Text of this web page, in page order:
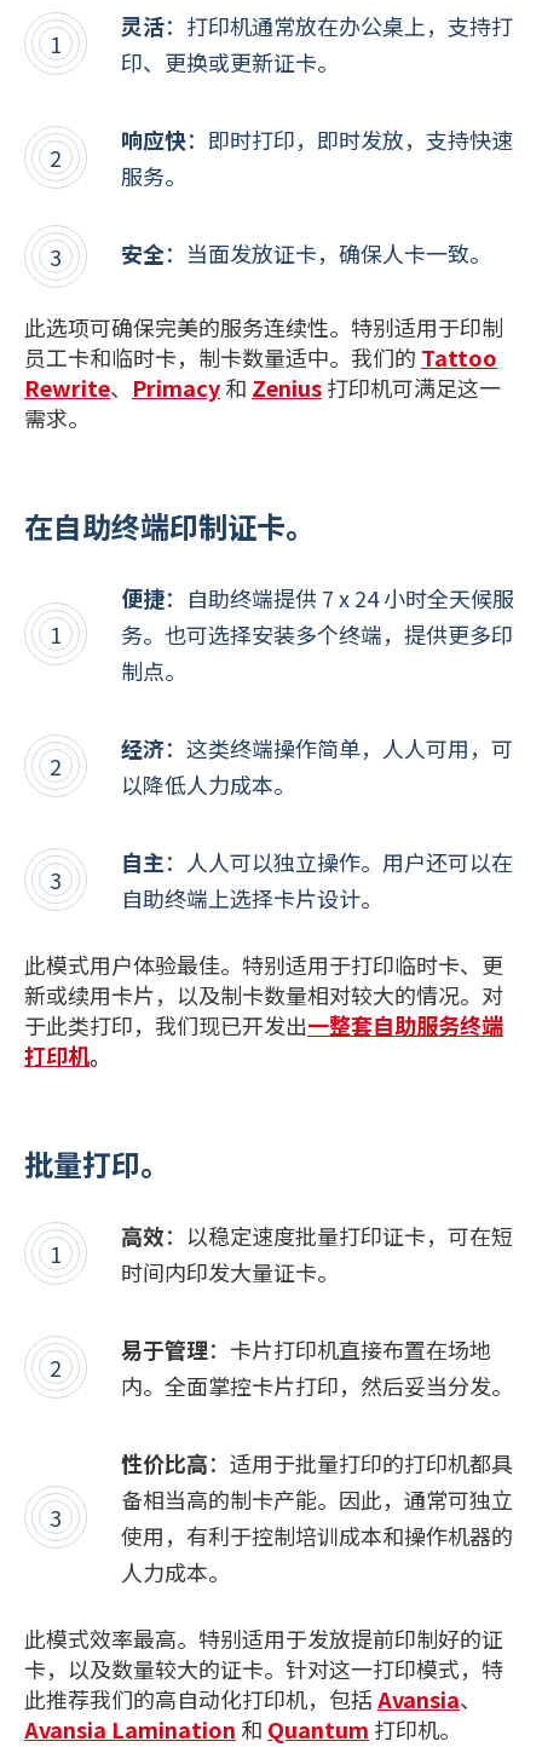
灵活：打印机通常放在办公桌上，支持打
印、更换或更新证卡。
响应快：即时打印，即时发放，支持快速
服务。
安全：当面发放证卡，确保人卡一致。
此选项可确保完美的服务连续性。特别适用于印制
员工卡和临时卡，制卡数量适中。我们的 Tattoo
Rewrite、 Primacy和 Zenius打印机可满足这一
需求。
在自助终端印制证卡。
便捷：自助终端提供 7 x 24 小时全天候服
务。也可选择安装多个终端，提供更多印
制点。
经济：这类终端操作简单，人人可用，可
以降低人力成本。
自主：人人可以独立操作。用户还可以在
自助终端上选择卡片设计。
此模式用户体验最佳。特别适用于打印临时卡、更
新或续用卡片，以及制卡数量相对较大的情况。对
于此类打印，我们现已开发出一整套自助服务终端
打印机。
批量打印。
高效：以稳定速度批量打印证卡，可在短
时间内印发大量证卡。
易于管理：卡片打印机直接布置在场地
内。全面掌控卡片打印，然后妥当分发。
性价比高：适用于批量打印的打印机都具
备相当高的制卡产能。因此，通常可独立
使用，有利于控制培训成本和操作机器的
人力成本。
此模式效率最高。特别适用于发放提前印制好的证
卡，以及数量较大的证卡。针对这一打印模式，特
此推荐我们的高自动化打印机，包括Avansia、
Avansia Lamination 和 Quantum 打印机。